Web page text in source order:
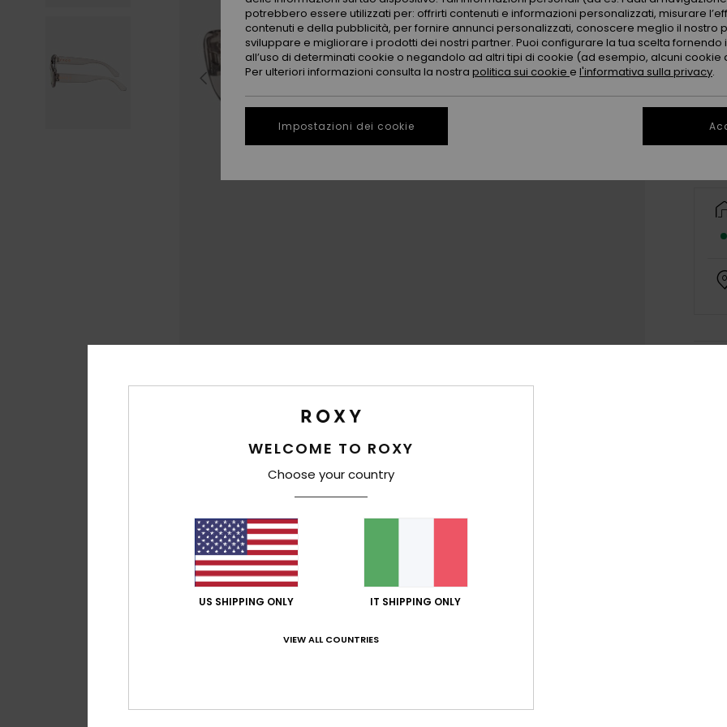
WELCOME TO ROXY
Choose your country
US SHIPPING ONLY IT SHIPPING ONLY
VIEW ALL COUNTRIES
potrebbero essere utilizzati per: offrirti contenuti e informazioni personalizzati, misurare
contenuti e della pubblicità, per fornire annunci personalizzati, conoscere meglio il nostro
sviluppare e migliorare i prodotti dei nostri partner. Puoi configurare la tua scelta fornendo
all’uso di determinati cookie o negandolo ad altri tipi di cookie (ad esempio, alcuni cookie
Per ulteriori informazioni consulta la nostra politica sui cookie e l'informativa sulla privacy.
Impostazioni dei cookie